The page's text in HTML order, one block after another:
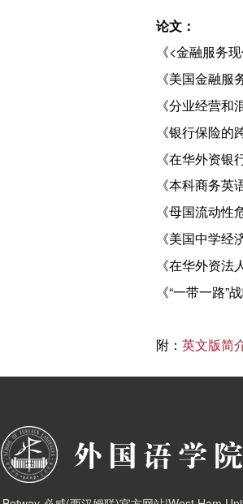
论文：
《<金融服务
《美国金融
《分业经营
《银行保险
《在华外资
《本科商务
《母国流动
《美国中学
《在华外资
《“一带一路
附： 英文版简